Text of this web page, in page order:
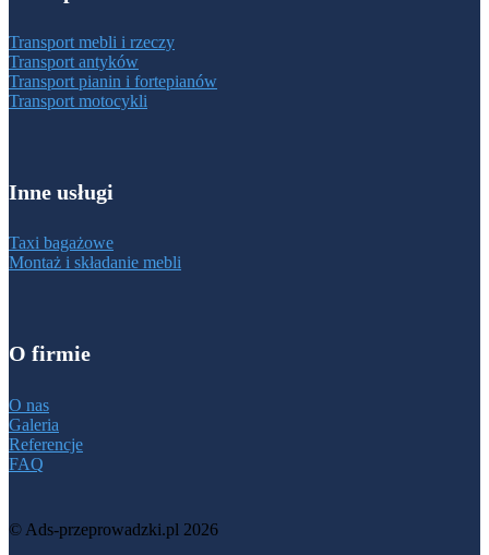
Transport mebli i rzeczy
Transport antyków
Transport pianin i fortepianów
Transport motocykli
Inne usługi
Taxi bagażowe
Montaż i składanie mebli
O firmie
O nas
Galeria
Referencje
FAQ
© Ads-przeprowadzki.pl 2026